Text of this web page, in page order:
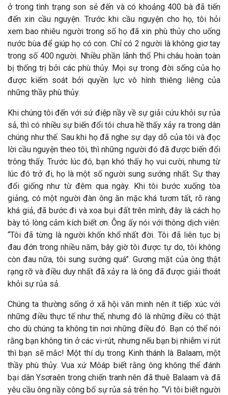
ở trong tình trạng son sẻ đến và có khoảng 400 bà đã tiến
đến xin cầu nguyện. Trước khi cầu nguyện cho họ, tôi hỏi
xem bao nhiêu người trong số họ đã xin phù thủy cho uống
nước bùa để giúp họ có con. Chỉ có 2 người là không giơ tay
trong số 400 người. Nhiều phần lãnh thổ Phi châu hoàn toàn
bị thống trị bởi các phù thủy. Mọi sự trong đời sống của họ
được kiểm soát bởi quyền lực vô hình thiêng liêng của
những thầy phù thủy.
Khi chúng tôi đến với sứ điệp nầy về sự giải cứu khỏi sự rủa
sả, thì có nhiều sự biến đổi tôi chưa hề thấy xảy ra trong dân
chúng như thế. Sau khi họ đã nghe sự dạy dỗ của tôi và đọc
lời cầu nguyện theo tôi, thì những người đó đã được biến đổi
trông thấy. Trước lúc đó, bạn khó thấy họ vui cười, nhưng từ
lúc đó trở đi, họ là một số người sung sướng nhất. Sự thay
đổi giống như từ đêm qua ngày. Khi tôi bước xuống tòa
giảng, có một người đàn ông ăn mặc khá tươm tất, rõ ràng
khá giả, đã bước đi và xoa bụi đất trên mình, đây là cách họ
bày tỏ lòng cảm kích biết ơn. Ông ấy nói với thông dịch viên:
“Tôi đã từng là người khốn khổ nhất đời. Tôi đã liên tục bị
đau đớn trong nhiều năm, bây giờ tôi được tự do, tôi không
còn đau nữa, tôi sung sướng quá”. Gương mặt của ông thật
rạng rỡ và điều duy nhất đã xảy ra là ông đã được giải thoát
khỏi sự rủa sả.
Chúng ta thường sống ở xã hội văn minh nên ít tiếp xúc với
những điều thực tế như thế, nhưng đó là những điều có thật
cho dù chúng ta không tin nơi những điều đó. Bạn có thể nói
rằng bạn không tin ở các vi-rút, nhưng nếu bạn bị nhiễm vi rút
thì bạn sẽ mắc! Một thí dụ trong Kinh thánh là Balaam, một
thầy phù thủy. Vua xứ Môáp biết rằng ông không thể đánh
bại dân Ysơraên trong chiến tranh nên đã thuê Balaam và đã
yêu cầu ông nầy công bố sự rủa sả trên họ. “Vì tôi biết người